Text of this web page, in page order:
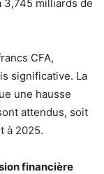
3,745 milliards de
CFA,
significative. La
une hausse
attendus, soit
à 2025.
financière